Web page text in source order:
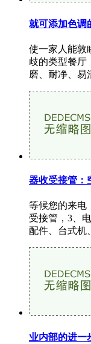
就可添加色调
使一家人能敦
歧的类型餐厅
磨、耐净、易
器收受接管：
等候您的来电
受接管，3、
配件、台式机
业内部的进一